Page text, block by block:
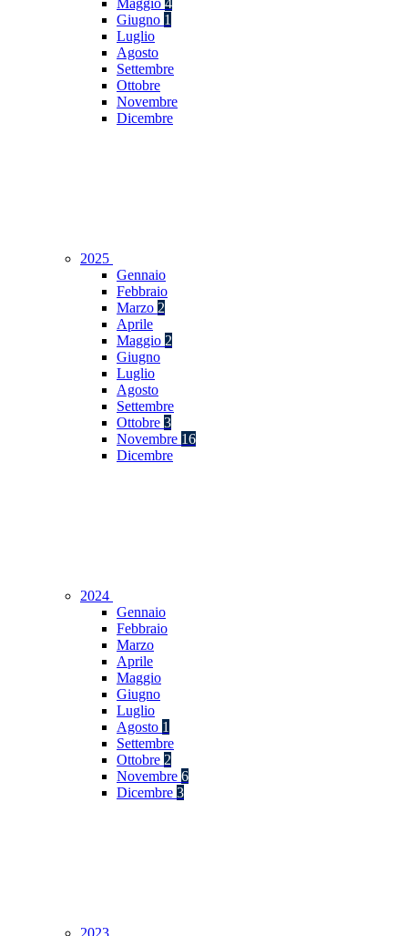
Maggio 4
Giugno 1
Luglio
Agosto
Settembre
Ottobre
Novembre
Dicembre
2025
Gennaio
Febbraio
Marzo 2
Aprile
Maggio 2
Giugno
Luglio
Agosto
Settembre
Ottobre 3
Novembre 16
Dicembre
2024
Gennaio
Febbraio
Marzo
Aprile
Maggio
Giugno
Luglio
Agosto 1
Settembre
Ottobre 2
Novembre 6
Dicembre 3